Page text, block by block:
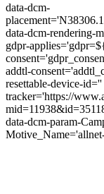
data-dcm-
data-dcm-rendering-
gdpr-
addtl-
resettable-device-id=''
tracker='https://
data-dcm-param-